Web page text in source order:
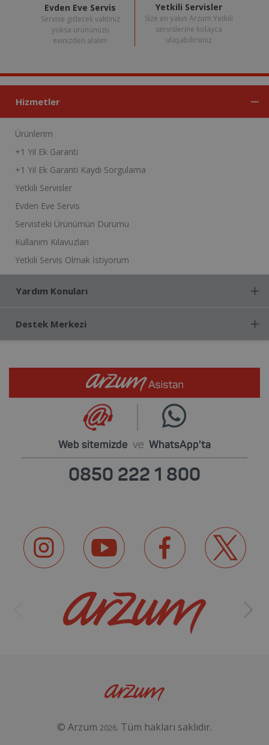
Evden Eve Servis
Servise gidecek vaktiniz
yoksa ürününüzü
evinizden alalım
Yetkili Servisler
Size en yakın Arzum Yetkili
servislerine kolayca
ulaşabilirsiniz
Hizmetler
Ürünlerim
+1 Yıl Ek Garanti
+1 Yıl Ek Garanti Kaydı Sorgulama
Yetkili Servisler
Evden Eve Servis
Servisteki Ürünümün Durumu
Kullanım Kılavuzları
Yetkili Servis Olmak İstiyorum
Yardım Konuları
Destek Merkezi
Web sitemizde ve WhatsApp'ta
0850 222 1 800
© Arzum 2026. Tüm hakları saklıdır.